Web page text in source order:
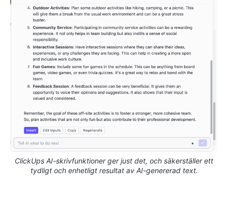
ClickUps AI-skrivfunktioner ger just det, och säkerställer ett
tydligt och enhetligt resultat av AI-genererad text.